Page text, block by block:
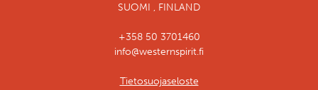
SUOMI , FINLAND
+358 50 3701460
info@westernspirit.fi
Tietosuojaseloste